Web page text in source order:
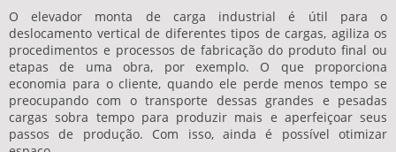
O elevador monta de carga industrial é útil para o
deslocamento vertical de diferentes tipos de cargas, agiliza os
procedimentos e processos de fabricação do produto final ou
etapas de uma obra, por exemplo. O que proporciona
economia para o cliente, quando ele perde menos tempo se
preocupando com o transporte dessas grandes e pesadas
cargas sobra tempo para produzir mais e aperfeiçoar seus
passos de produção. Com isso, ainda é possível otimizar